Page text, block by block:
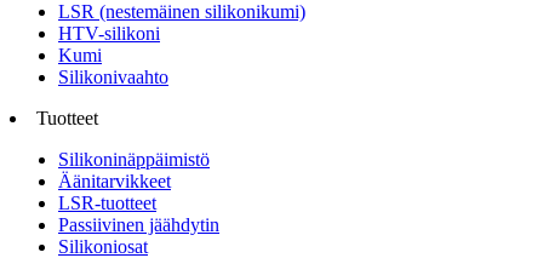
LSR (nestemäinen silikonikumi)
HTV-silikoni
Kumi
Silikonivaahto
Tuotteet
Silikoninäppäimistö
Äänitarvikkeet
LSR-tuotteet
Passiivinen jäähdytin
Silikoniosat